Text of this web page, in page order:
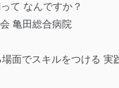
て なんですか？
亀田総合病院
面でスキルをつける 実